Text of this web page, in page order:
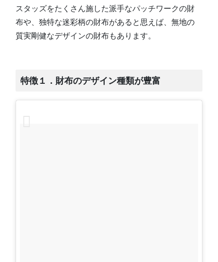
スタッズをたくさん施した派手なパッチワークの財
布や、独特な迷彩柄の財布があると思えば、無地の
質実剛健なデザインの財布もあります。
特徴１．財布のデザイン種類が豊富